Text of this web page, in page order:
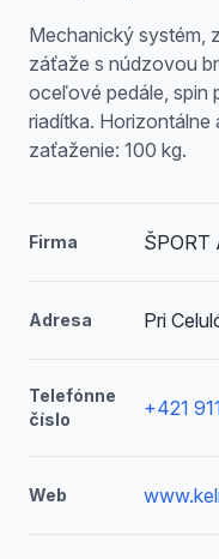
Mechanický systém,
záťaže s núdzovou
oceľové pedále, spin
riadítka. Horizontálne
zaťaženie: 100 kg.
Firma ŠPORT
Adresa Pri
Telefónne
číslo
+421
Web